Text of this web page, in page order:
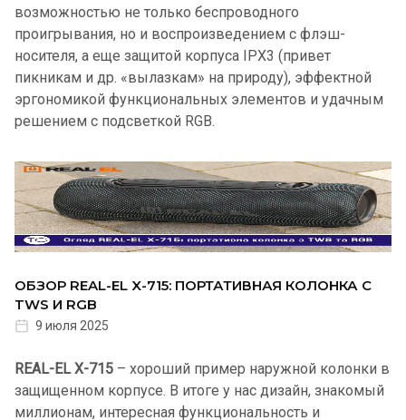
возможностью не только беспроводного
проигрывания, но и воспроизведением с флэш-
носителя, а еще защитой корпуса IPX3 (привет
пикникам и др. «вылазкам» на природу), эффектной
эргономикой функциональных элементов и удачным
решением с подсветкой RGB.
ОБЗОР REAL-EL X-715: ПОРТАТИВНАЯ КОЛОНКА С
TWS И RGB
9 июля 2025
REAL-EL X-715 – хороший пример наружной колонки в
защищенном корпусе. В итоге у нас дизайн, знакомый
миллионам, интересная функциональность и